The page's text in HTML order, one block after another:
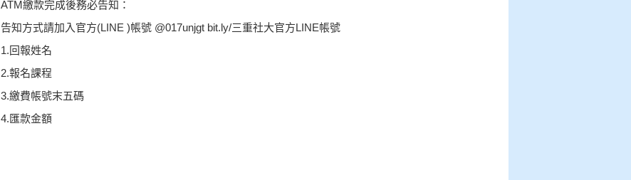
ATM繳款完成後務必告知：
告知方式請加入官方(LINE )帳號 @017unjgt bit.ly/三重社大官方LINE帳號
1.回報姓名
2.報名課程
3.繳費帳號末五碼
4.匯款金額